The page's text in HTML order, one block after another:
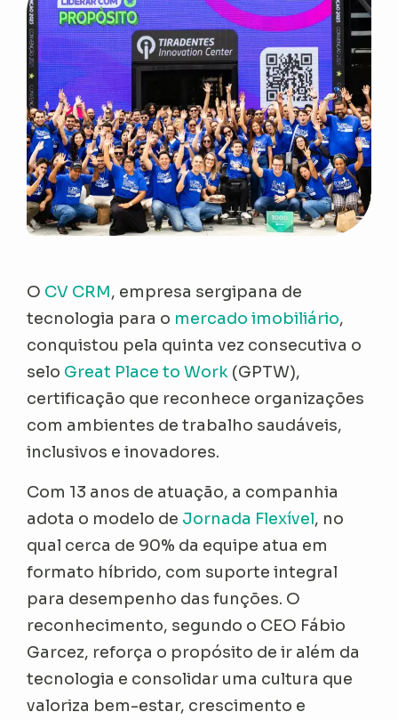
O CV CRM, empresa sergipana de
tecnologia para o mercado imobiliário,
conquistou pela quinta vez consecutiva o
selo Great Place to Work (GPTW),
certificação que reconhece organizações
com ambientes de trabalho saudáveis,
inclusivos e inovadores.
Com 13 anos de atuação, a companhia
adota o modelo de Jornada Flexível, no
qual cerca de 90% da equipe atua em
formato híbrido, com suporte integral
para desempenho das funções. O
reconhecimento, segundo o CEO Fábio
Garcez, reforça o propósito de ir além da
tecnologia e consolidar uma cultura que
valoriza bem-estar, crescimento e